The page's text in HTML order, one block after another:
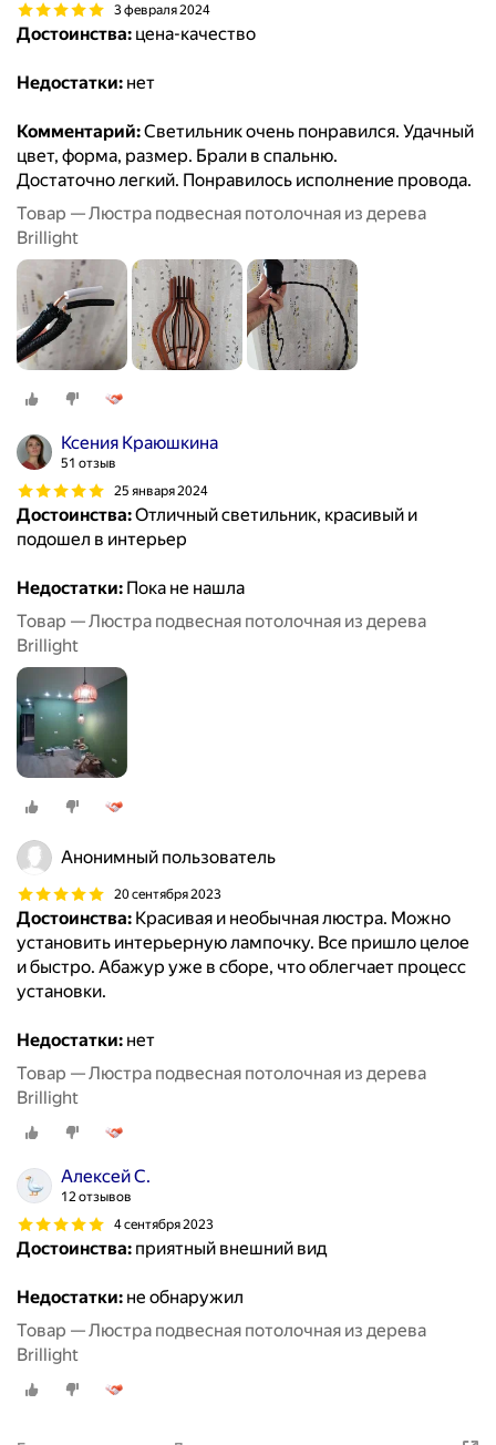
3 февраля 2024
Достоинства: цена-качество
Недостатки: нет
Комментарий:Светильник очень понравился. Удачный
цвет, форма, размер. Брали в спальню.
Достаточно легкий. Понравилось исполнение провода.
Товар — Люстра подвесная потолочная из дерева
Brillight
Ксения Краюшкина
51 отзыв
25 января 2024
Достоинства:Отличный светильник, красивый и
подошел в интерьер
Недостатки: Пока не нашла
Товар — Люстра подвесная потолочная из дерева
Brillight
Анонимный пользователь
20 сентября 2023
Достоинства: Красивая и необычная люстра. Можно
установить интерьерную лампочку. Все пришло целое
и быстро. Абажур уже в сборе, что облегчает процесс
установки.
Недостатки: нет
Товар — Люстра подвесная потолочная из дерева
Brillight
Алексей С.
12 отзывов
4 сентября 2023
Достоинства: приятный внешний вид
Недостатки: не обнаружил
Товар — Люстра подвесная потолочная из дерева
Brillight